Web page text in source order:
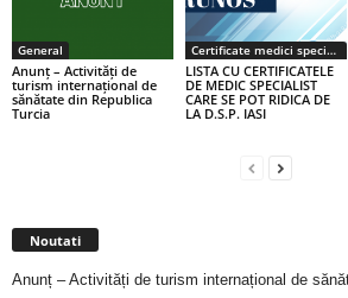
General
Anunț – Activități de
turism internațional de
sănătate din Republica
Turcia
Certificate medici specialiști / primari
LISTA CU CERTIFICATELE
DE MEDIC SPECIALIST
CARE SE POT RIDICA DE
LA D.S.P. IASI
Noutati
Anunț – Activități de turism internațional de